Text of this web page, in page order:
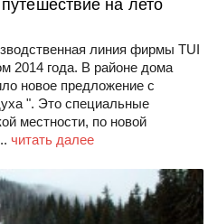
на лето
линия фирмы TUI
2014 года. В районе дома
новое предложение с
". Это специальные
местности, по новой
читать далее